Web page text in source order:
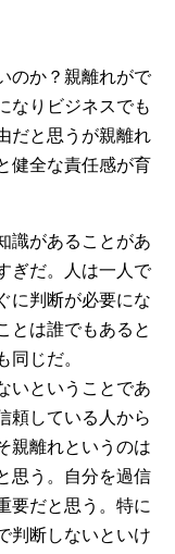
のか？親離れがで
なりビジネスでも
だと思うが親離れ
健全な責任感が育
識があることがあ
ぎだ。人は一人で
に判断が必要にな
とは誰でもあると
同じだ。
いということであ
頼している人から
親離れというのは
思う。自分を過信
要だと思う。特に
判断しないといけ